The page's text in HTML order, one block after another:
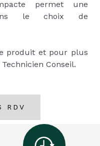
permet une
le choix de
produit et pour plus
Conseil.
RDV